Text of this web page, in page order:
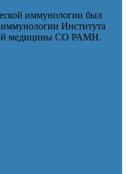
иммунологии был
иммунологии Института
медицины СО РАМН.